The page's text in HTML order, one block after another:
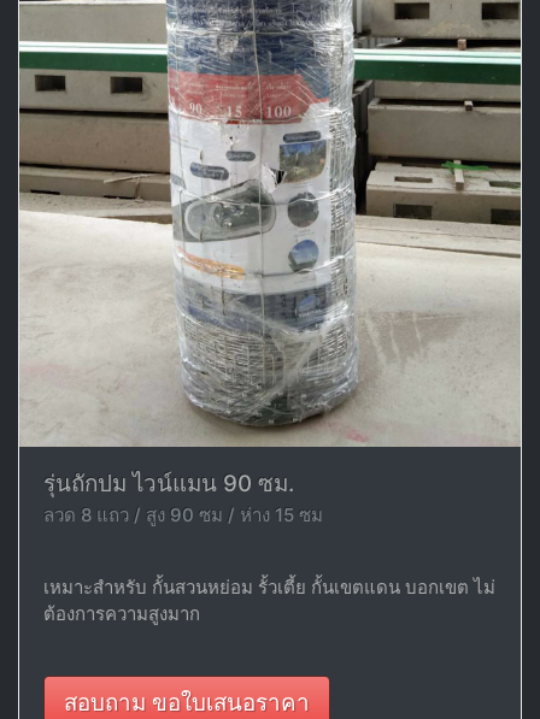
รุ่นถักปม ไวน์แมน 90 ซม.
ลวด 8 แถว / สูง 90 ซม / ห่าง 15 ซม
เหมาะสำหรับ กั้นสวนหย่อม รั้วเตี้ย กั้นเขตแดน บอกเขต ไม่
ต้องการความสูงมาก
สอบถาม ขอใบเสนอราคา